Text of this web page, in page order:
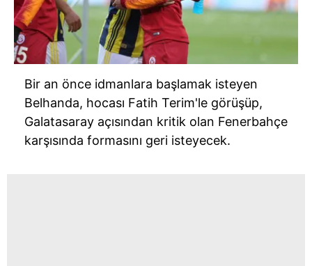
Bir an önce idmanlara başlamak isteyen
Belhanda, hocası Fatih Terim'le görüşüp,
Galatasaray açısından kritik olan Fenerbahçe
karşısında formasını geri isteyecek.